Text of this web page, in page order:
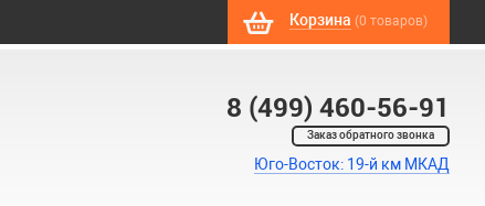
Корзина (0 товаров)
8 (499) 460-56-91
Заказ обратного звонка
Юго-Восток: 19-й км МКАД